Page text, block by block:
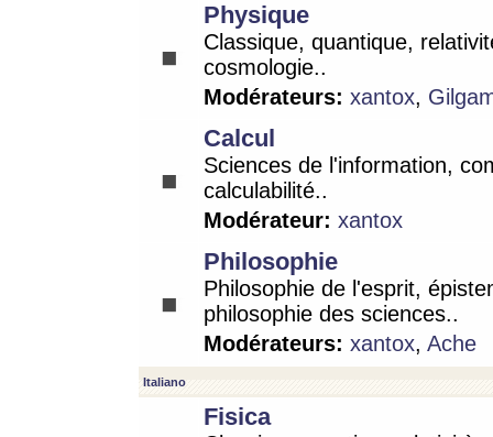
Physique
Classique, quantique,
cosmologie..
Modérateurs: xantox,
Calcul
Sciences de l'information,
calculabilité..
Modérateur: xantox
Philosophie
Philosophie de l'esprit,
philosophie des sciences..
Modérateurs: xantox, Ache
Italiano
Fisica